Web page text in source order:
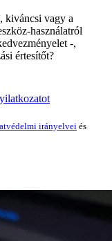
kiváncsi vagy a
használatról
-,
értesítőt?
irányelvei és